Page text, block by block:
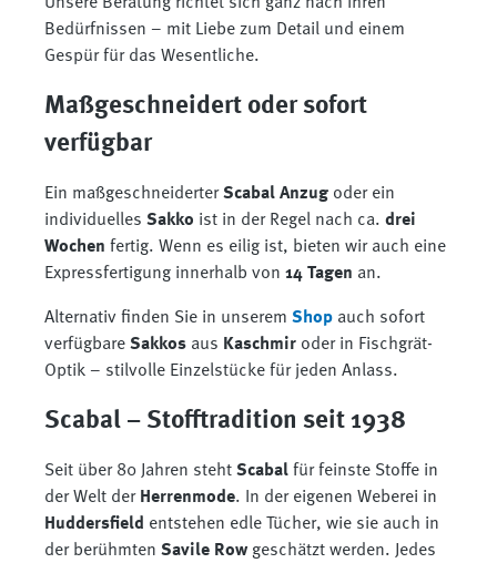
Bedürfnissen – mit Liebe zum Detail und einem
Gespür für das Wesentliche.
Maßgeschneidert oder sofort
verfügbar
Ein maßgeschneiderterScabal Anzugoder ein
individuelles Sakko ist in der Regel nach ca. drei
Wochen fertig. Wenn es eilig ist, bieten wir auch eine
Expressfertigung innerhalb von 14 Tagen an.
Alternativ finden Sie in unserem Shop auch sofort
verfügbare Sakkos aus Kaschmir oder in Fischgrät-
Optik – stilvolle Einzelstücke für jeden Anlass.
Scabal – Stofftradition seit 1938
Seit über 80 Jahren steht Scabal für feinste Stoffe in
der Welt der Herrenmode. In der eigenen Weberei in
Huddersfield entstehen edle Tücher, wie sie auch in
der berühmten Savile Rowgeschätzt werden. Jedes